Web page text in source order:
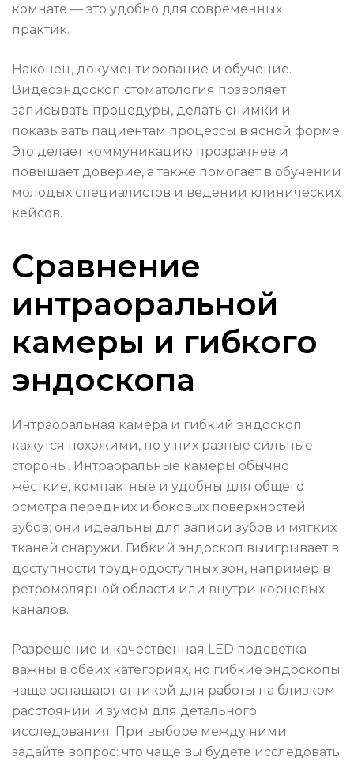
комнате — это удобно для современных
практик.
Наконец, документирование и обучение.
Видеоэндоскоп стоматология позволяет
записывать процедуры, делать снимки и
показывать пациентам процессы в ясной форме.
Это делает коммуникацию прозрачнее и
повышает доверие, а также помогает в обучении
молодых специалистов и ведении клинических
кейсов.
Сравнение
интраоральной
камеры и гибкого
эндоскопа
Интраоральная камера и гибкий эндоскоп
кажутся похожими, но у них разные сильные
стороны. Интраоральные камеры обычно
жёсткие, компактные и удобны для общего
осмотра передних и боковых поверхностей
зубов; они идеальны для записи зубов и мягких
тканей снаружи. Гибкий эндоскоп выигрывает в
доступности труднодоступных зон, например в
ретромолярной области или внутри корневых
каналов.
Разрешение и качественная LED подсветка
важны в обеих категориях, но гибкие эндоскопы
чаще оснащают оптикой для работы на близком
расстоянии и зумом для детального
исследования. При выборе между ними
задайте вопрос: что чаще вы будете исследовать